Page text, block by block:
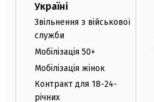
Україні
Звільнення з військової
служби
Мобілізація 50+
Мобілізація жінок
Контракт для 18-24-
річних